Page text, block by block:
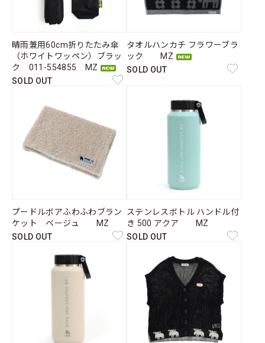
晴雨兼用60cm折りたたみ傘
（ホワイトワッペン）ブラッ
ク 011-554855 MZ
SOLD OUT
タオルハンカチ フラワーブラ
ック MZ
SOLD OUT
プードルボアふわふわブラン
ケット ベージュ MZ
SOLD OUT
ステンレスボトル ハンドル付
き 500 アクア MZ
SOLD OUT